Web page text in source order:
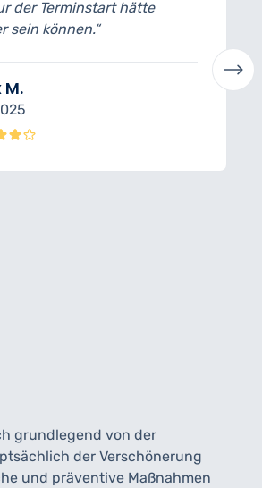
„Hochwertige Pflegeprodukte und
sauberes Studio. Ich komme
grundlegend von der
der Verschönerung
und präventive Maßnahmen